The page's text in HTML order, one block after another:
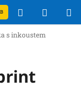
Hledat
KOŠÍK
s inkoustem